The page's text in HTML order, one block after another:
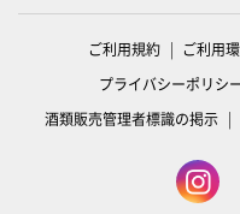
ご利用規約 ご利用
プライバシーポリシ
酒類販売管理者標識の掲示